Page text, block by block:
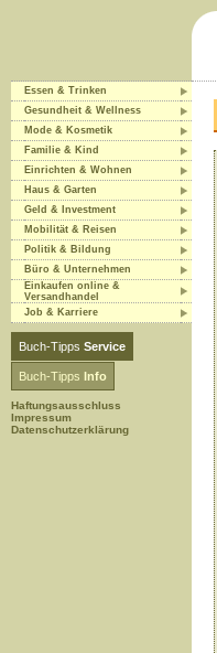
Essen & Trinken
Gesundheit & Wellness
Mode & Kosmetik
Familie & Kind
Einrichten & Wohnen
Haus & Garten
Geld & Investment
Mobilität & Reisen
Politik & Bildung
Büro & Unternehmen
Einkaufen online &
Versandhandel
Job & Karriere
Buch-Tipps Service
Buch-Tipps Info
Haftungsausschluss
Impressum
Datenschutzerklärung